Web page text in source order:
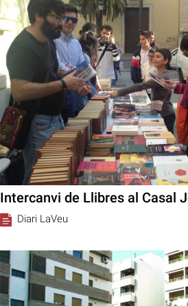
Intercanvi de Llibres al Casal
Diari LaVeu